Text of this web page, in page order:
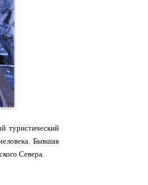
туристический
Бывшая
Севера.